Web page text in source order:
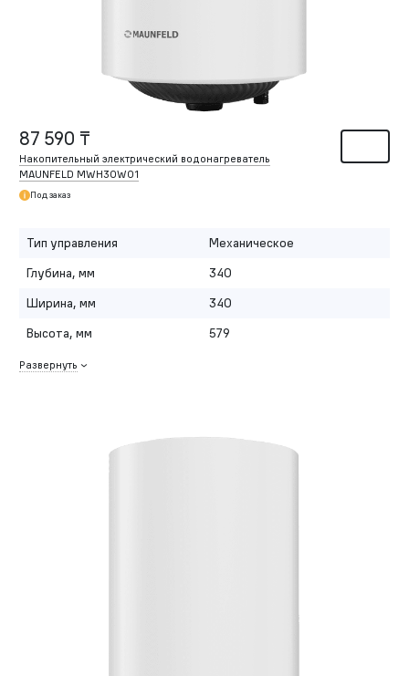
87 590 ₸
Накопительный электрический водонагреватель
MAUNFELD MWH30W01
Под заказ
Тип управления
Механическое
Глубина, мм
340
Ширина, мм
340
Высота, мм
579
Развернуть